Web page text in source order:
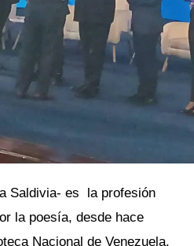
Saldivia- es la profesión
la poesía, desde hace
Nacional de Venezuela,